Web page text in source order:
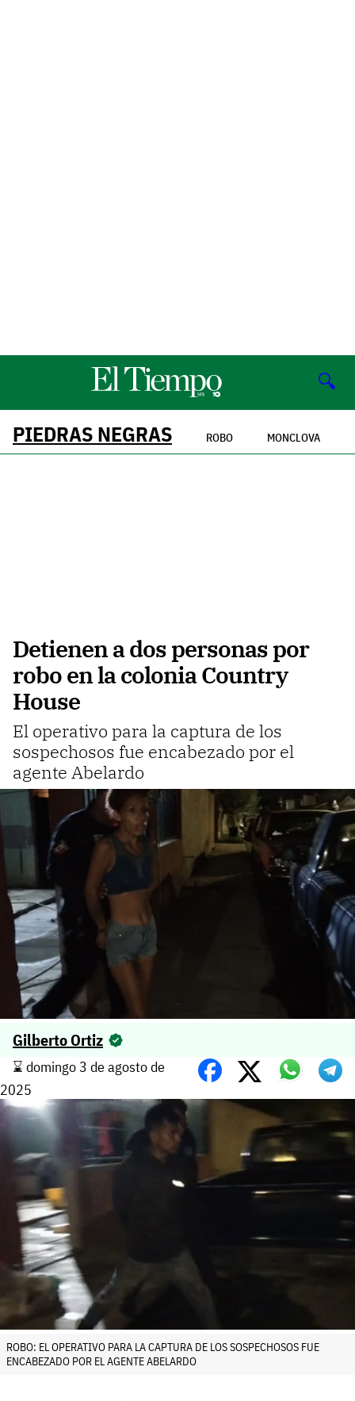
🔍
PIEDRAS NEGRAS ROBO MONCLOVA
Detienen a dos personas por
robo en la colonia Country
House
El operativo para la captura de los
sospechosos fue encabezado por el
agente Abelardo
Gilberto Ortiz
⌛️ domingo 3 de agosto de
2025
ROBO: EL OPERATIVO PARA LA CAPTURA DE LOS SOSPECHOSOS FUE
ENCABEZADO POR EL AGENTE ABELARDO